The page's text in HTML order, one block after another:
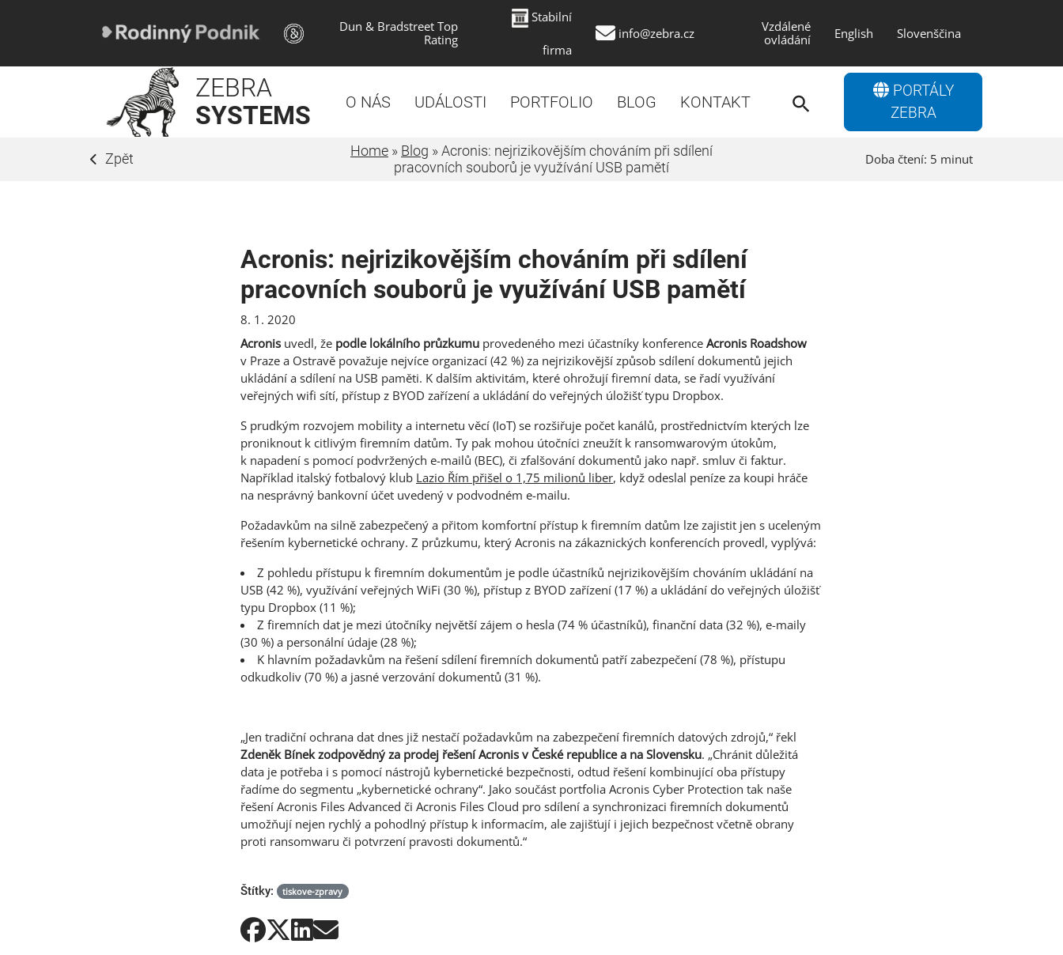
Dun & Bradstreet Top
Rating
Stabilní
firma
info@zebra.cz
Vzdálené
ovládání
English Slovenščina
ZEBRA
SYSTEMS
O NÁS UDÁLOSTI PORTFOLIO BLOG KONTAKT
PORTÁLY
ZEBRA
Zpět Home » Blog »Acronis: nejrizikovějším chováním při sdílení
pracovních souborů je využívání USB pamětí
Doba čtení: 5 minut
Acronis: nejrizikovějším chováním při sdílení
pracovních souborů je využívání USB pamětí
8. 1. 2020
Acronis uvedl, že podle lokálního průzkumu provedeného mezi účastníky konference Acronis Roadshow
v Praze a Ostravě považuje nejvíce organizací (42 %) za nejrizikovější způsob sdílení dokumentů jejich
ukládání a sdílení na USB paměti. K dalším aktivitám, které ohrožují firemní data, se řadí využívání
veřejných wifi sítí, přístup z BYOD zařízení a ukládání do veřejných úložišť typu Dropbox.
S prudkým rozvojem mobility a internetu věcí (IoT) se rozšiřuje počet kanálů, prostřednictvím kterých lze
proniknout k citlivým firemním datům. Ty pak mohou útočníci zneužít k ransomwarovým útokům,
k napadení s pomocí podvržených e-mailů (BEC), či zfalšování dokumentů jako např. smluv či faktur.
Například italský fotbalový klub Lazio Řím přišel o 1,75 milionů liber, když odeslal peníze za koupi hráče
na nesprávný bankovní účet uvedený v podvodném e-mailu.
Požadavkům na silně zabezpečený a přitom komfortní přístup k firemním datům lze zajistit jen s uceleným
řešením kybernetické ochrany. Z průzkumu, který Acronis na zákaznických konferencích provedl, vyplývá:
Z pohledu přístupu k firemním dokumentům je podle účastníků nejrizikovějším chováním ukládání na
USB (42 %), využívání veřejných WiFi (30 %), přístup z BYOD zařízení (17 %) a ukládání do veřejných úložišť
typu Dropbox (11 %);
Z firemních dat je mezi útočníky největší zájem o hesla (74 % účastníků), finanční data (32 %), e-maily
(30 %) a personální údaje (28 %);
K hlavním požadavkům na řešení sdílení firemních dokumentů patří zabezpečení (78 %), přístupu
odkudkoliv (70 %) a jasné verzování dokumentů (31 %).
„Jen tradiční ochrana dat dnes již nestačí požadavkům na zabezpečení firemních datových zdrojů,“ řekl
Zdeněk Bínek zodpovědný za prodej řešení Acronis v České republice a na Slovensku. „Chránit důležitá
data je potřeba i s pomocí nástrojů kybernetické bezpečnosti, odtud řešení kombinující oba přístupy
řadíme do segmentu „kybernetické ochrany“. Jako součást portfolia Acronis Cyber Protection tak naše
řešení Acronis Files Advanced či Acronis Files Cloud pro sdílení a synchronizaci firemních dokumentů
umožňují nejen rychlý a pohodlný přístup k informacím, ale zajišťují i jejich bezpečnost včetně obrany
proti ransomwaru či potvrzení pravosti dokumentů.“
Štítky: tiskove-zpravy